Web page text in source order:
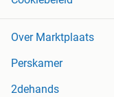
Over Marktplaats
Perskamer
2dehands